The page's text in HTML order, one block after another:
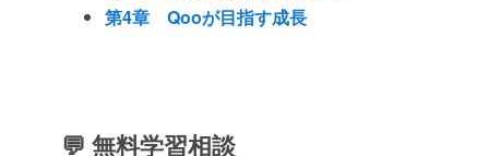
第4章 Qooが目指す成長
💬 無料学習相談